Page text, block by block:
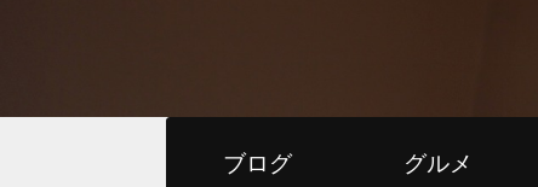
ブログ グルメ